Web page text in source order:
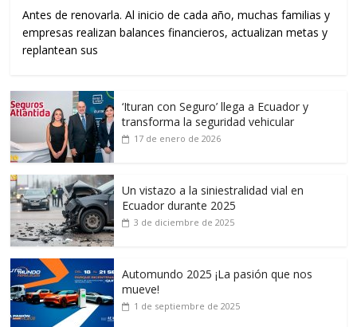
Antes de renovarla. Al inicio de cada año, muchas familias y
empresas realizan balances financieros, actualizan metas y
replantean sus
‘Ituran con Seguro’ llega a Ecuador y
transforma la seguridad vehicular
17 de enero de 2026
Un vistazo a la siniestralidad vial en
Ecuador durante 2025
3 de diciembre de 2025
Automundo 2025 ¡La pasión que nos
mueve!
1 de septiembre de 2025